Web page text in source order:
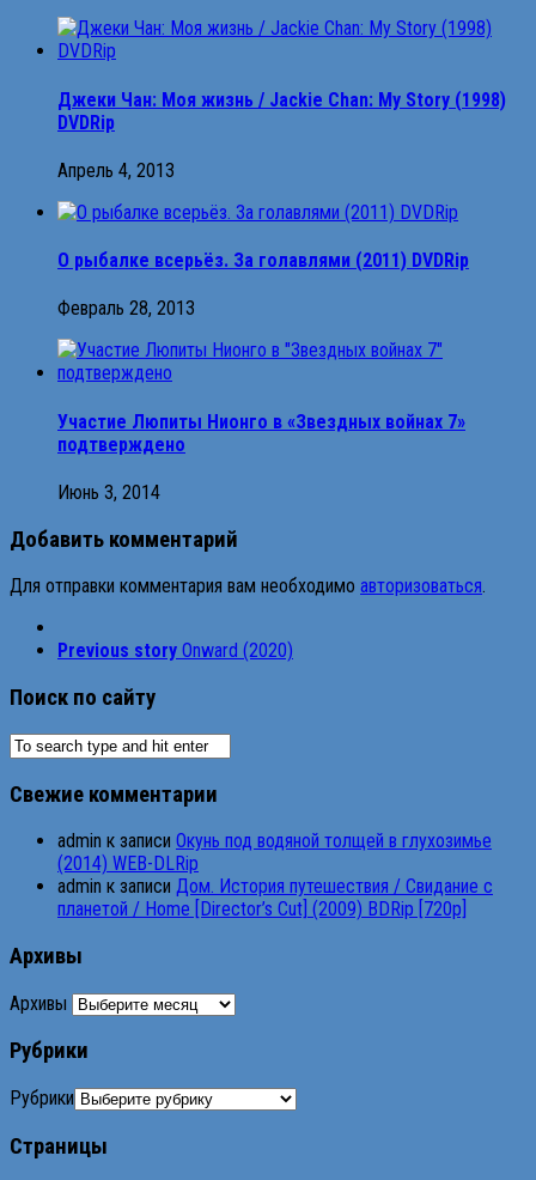
Джеки Чан: Моя жизнь / Jackie Chan: My Story (1998)
DVDRip
Апрель 4, 2013
О рыбалке всерьёз. За голавлями (2011) DVDRip
Февраль 28, 2013
Участие Люпиты Нионго в «Звездных войнах 7»
подтверждено
Июнь 3, 2014
Добавить комментарий
Для отправки комментария вам необходимо авторизоваться.
Previous story Onward (2020)
Поиск по сайту
Свежие комментарии
admin к записи Окунь под водяной толщей в глухозимье
(2014) WEB-DLRip
admin к записи Дом. История путешествия / Свидание с
планетой / Home [Director’s Cut] (2009) BDRip [720p]
Архивы
Архивы
Рубрики
Рубрики
Страницы